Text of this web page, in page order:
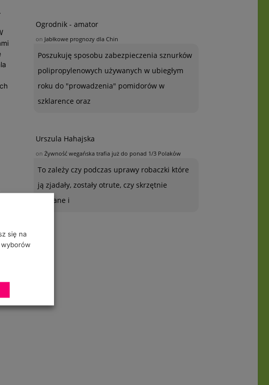
Ogrodnik - amator
on Jabłkowe prognozy dla Chin
Poszukuję sposobu zabezpieczenia sznurków
polipropylenowych używanych w ubiegłym
roku do "prowadzenia" pomidorów w
szklarence oraz
Urszula Hahajska
on Żywność wegańska trafia już do ponad 1/3 Polaków
To zależy czy podczas uprawy robaczki które
ją zjadały, zostały otrute, czy skrzętnie
zebrane i
się na
wyborów